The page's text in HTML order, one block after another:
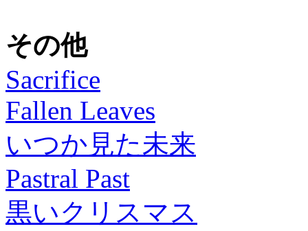
その他
Sacrifice
Fallen Leaves
いつか見た未来
Pastral Past
黒いクリスマス